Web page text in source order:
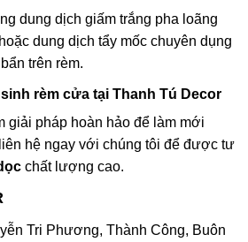
dung dịch giấm trắng pha loãng
dung dịch tẩy mốc chuyên dụng
trên rèm.
rèm cửa tại Thanh Tú Decor
giải pháp hoàn hảo để làm mới
hệ ngay với chúng tôi để được tư
chất lượng cao.
Tri Phương, Thành Công, Buôn